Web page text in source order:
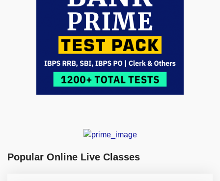
Popular Online Live Classes